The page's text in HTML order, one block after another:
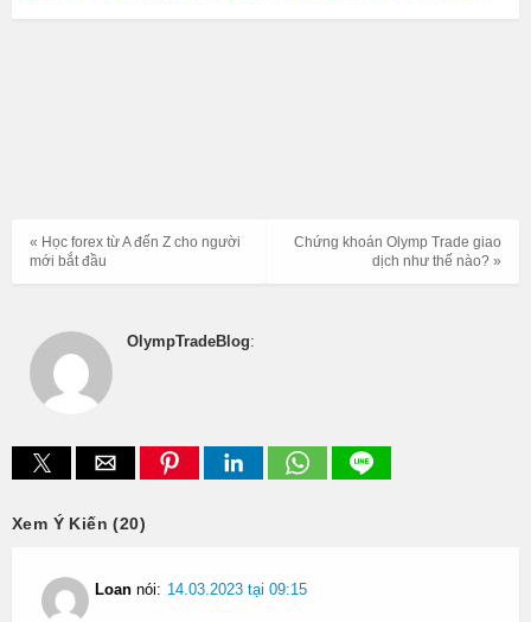
Chứng khoán Olymp Trade giao
dịch như thế nào? »
« Học forex từ A đến Z cho người
mới bắt đầu
OlympTradeBlog:
Xem Ý Kiến (20)
Loan nói: 14.03.2023 tại 09:15